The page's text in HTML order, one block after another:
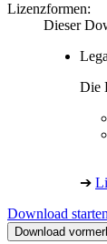
Lizenzformen:
Dieser
Die
➔
Download